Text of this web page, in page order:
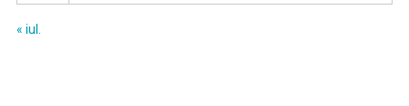
« iul.